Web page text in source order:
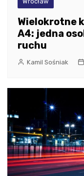
Wielokrotne
A4: jedna
ruchu
Kamil Sośniak